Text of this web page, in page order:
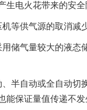
电火花带来的安全隐
压机等供气源的取
气量较大的液态储
、半自动或全自动
能保证量值传递不发